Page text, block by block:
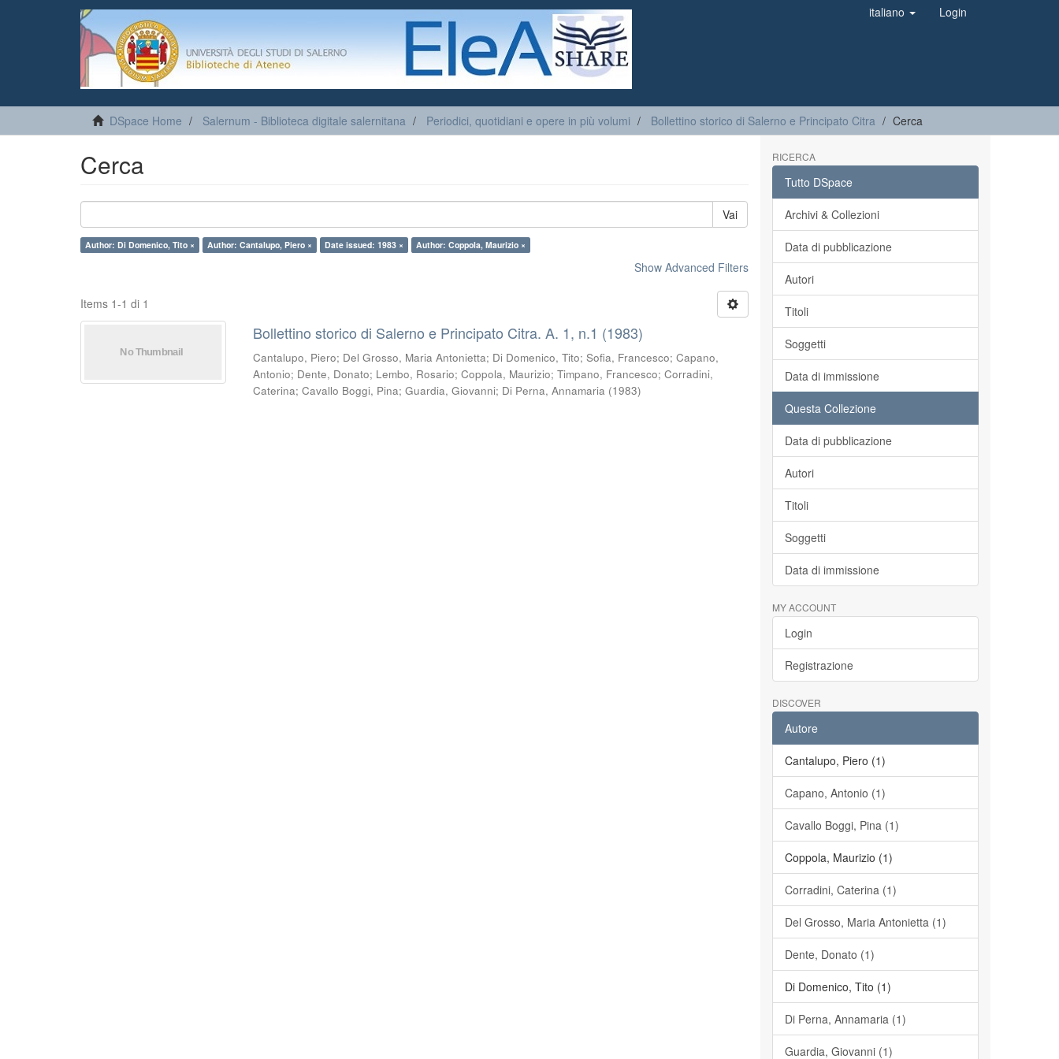
italiano Login
DSpace Home Salernum - Biblioteca digitale salernitana Periodici, quotidiani e opere in più volumi Bollettino storico di Salerno e Principato Citra Cerca
Cerca
Vai
Author: Di Domenico, Tito × Author: Cantalupo, Piero × Date issued: 1983 × Author: Coppola, Maurizio ×
Show Advanced Filters
Items 1-1 di 1
Bollettino storico di Salerno e Principato Citra. A. 1, n.1 (1983)
Cantalupo, Piero; Del Grosso, Maria Antonietta; Di Domenico, Tito;Sofia, Francesco;Capano,
Antonio; Dente, Donato; Lembo, Rosario;Coppola, Maurizio;Timpano, Francesco;Corradini,
Caterina;Cavallo Boggi, Pina;Guardia, Giovanni; Di Perna, Annamaria (1983)
RICERCA
Tutto DSpace
Archivi & Collezioni
Data di pubblicazione
Autori
Titoli
Soggetti
Data di immissione
Questa Collezione
Data di pubblicazione
Autori
Titoli
Soggetti
Data di immissione
MY ACCOUNT
Login
Registrazione
DISCOVER
Autore
Cantalupo, Piero (1)
Capano, Antonio (1)
Cavallo Boggi, Pina (1)
Coppola, Maurizio (1)
Corradini, Caterina (1)
Del Grosso, Maria Antonietta (1)
Dente, Donato (1)
Di Domenico, Tito (1)
Di Perna, Annamaria (1)
Guardia, Giovanni (1)